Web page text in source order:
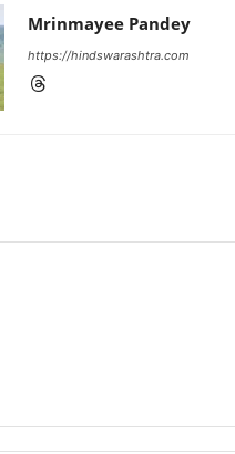
Mrinmayee Pandey
https://hindswarashtra.com